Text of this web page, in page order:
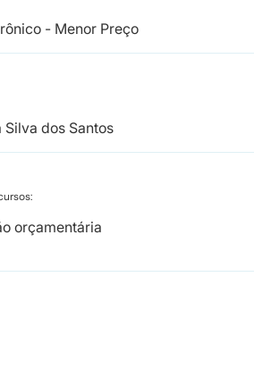
- Menor Preço
Silva dos Santos
orçamentária